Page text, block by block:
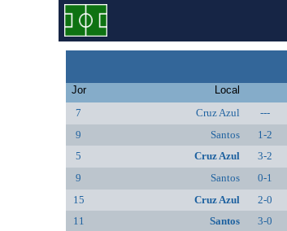
Jor Local
7
Cruz Azul ---
9
Santos 1-2
5
Cruz Azul 3-2
9
Santos 0-1
15
Cruz Azul 2-0
11
Santos 3-0